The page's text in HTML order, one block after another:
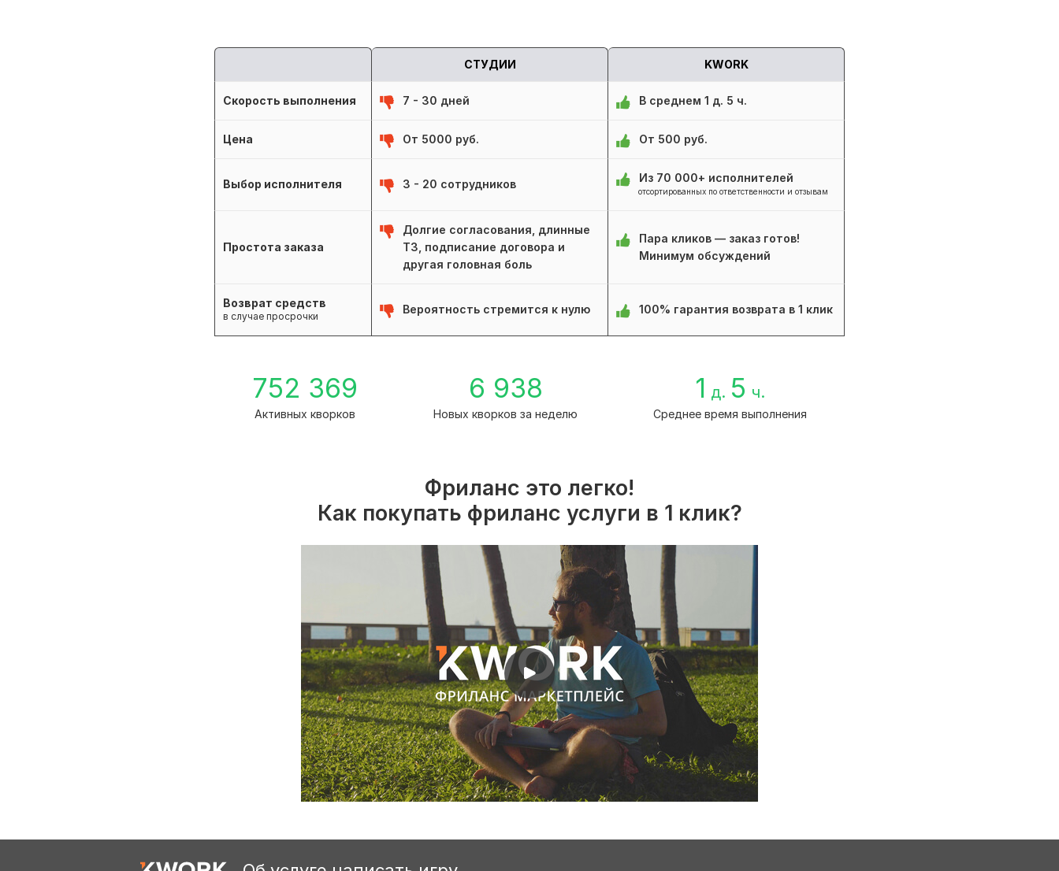
СТУДИИ KWORK
Скорость выполнения 7 - 30 дней В среднем 1 д. 5 ч.
Цена От 5000 руб. От 500 руб.
Выбор исполнителя 3 - 20 сотрудников Из 70 000+ исполнителей
отсортированных по ответственности и отзывам
Простота заказа
Долгие согласования, длинные
ТЗ, подписание договора и
другая головная боль
Пара кликов — заказ готов!
Минимум обсуждений
Возврат средств
в случае просрочки
Вероятность стремится к нулю 100% гарантия возврата в 1 клик
752 369
Активных кворков
6 938
Новых кворков за неделю
1 д. 5 ч.
Среднее время выполнения
Фриланс это легко!
Как покупать фриланс услуги в 1 клик?